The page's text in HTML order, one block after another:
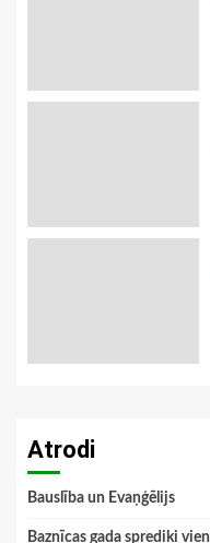
Atrodi
Bauslība un Evaņģēlijs
Baznīcas gada sprediķi